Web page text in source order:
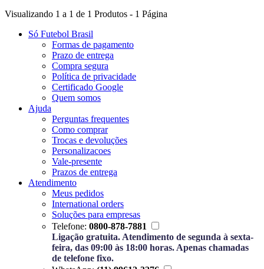
Visualizando 1 a 1 de 1 Produtos - 1 Página
Só Futebol Brasil
Formas de pagamento
Prazo de entrega
Compra segura
Política de privacidade
Certificado Google
Quem somos
Ajuda
Perguntas frequentes
Como comprar
Trocas e devoluções
Personalizacoes
Vale-presente
Prazos de entrega
Atendimento
Meus pedidos
International orders
Soluções para empresas
Telefone: 0800-878-7881
Ligação gratuita. Atendimento de segunda à sexta-
feira, das 09:00 às 18:00 horas. Apenas chamadas
de telefone fixo.